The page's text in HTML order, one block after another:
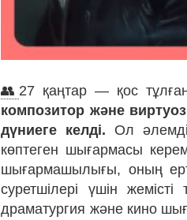
👥 27 қаңтар — қос
композитор және
дүниеге келді. Ол
көптеген шығармасы
шығармашылығы, оның
суретшілері үшін
драматургия және кино